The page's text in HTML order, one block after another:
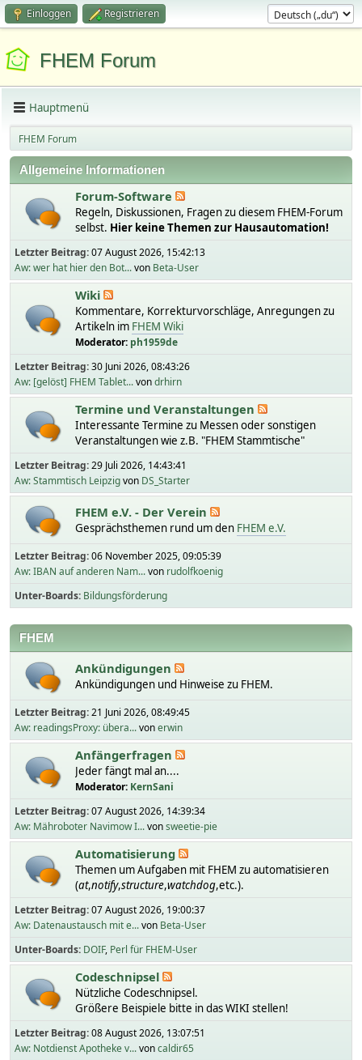
Einloggen Registrieren
FHEM Forum
Hauptmenü
FHEM Forum
Allgemeine Informationen
Forum-Software
Regeln, Diskussionen, Fragen zu diesem FHEM-Forum
selbst. Hier keine Themen zur Hausautomation!
Letzter Beitrag:07 August 2026, 15:42:13
Aw: wer hat hier den Bot...von Beta-User
Wiki
Kommentare, Korrekturvorschläge, Anregungen zu
Artikeln im FHEM Wiki
Moderator: ph1959de
Letzter Beitrag:30 Juni 2026, 08:43:26
Aw: [gelöst] FHEM Tablet...vondrhirn
Termine und Veranstaltungen
Interessante Termine zu Messen oder sonstigen
Veranstaltungen wie z.B. "FHEM Stammtische"
Letzter Beitrag:29 Juli 2026, 14:43:41
Aw: Stammtisch Leipzigvon DS_Starter
FHEM e.V. - Der Verein
Gesprächsthemen rund um den FHEM e.V.
Letzter Beitrag:06 November 2025, 09:05:39
Aw: IBAN auf anderen Nam...von rudolfkoenig
Unter-Boards Bildungsförderung
FHEM
Ankündigungen
Ankündigungen und Hinweise zu FHEM.
Letzter Beitrag:21 Juni 2026, 08:49:45
Aw: readingsProxy: übera...vonerwin
Anfängerfragen
Jeder fängt mal an....
Moderator: KernSani
Letzter Beitrag:07 August 2026, 14:39:34
Aw: Mähroboter Navimow I...vonsweetie-pie
Automatisierung
Themen um Aufgaben mit FHEM zu automatisieren
(at,notify,structure,watchdog,etc.).
Letzter Beitrag:07 August 2026, 19:00:37
Aw: Datenaustausch mit e...von Beta-User
Unter-Boards DOIF Perl für FHEM-User
Codeschnipsel
Nützliche Codeschnipsel.
Größere Beispiele bitte in das WIKI stellen!
Letzter Beitrag:08 August 2026, 13:07:51
Aw: Notdienst Apotheke v...voncaldir65